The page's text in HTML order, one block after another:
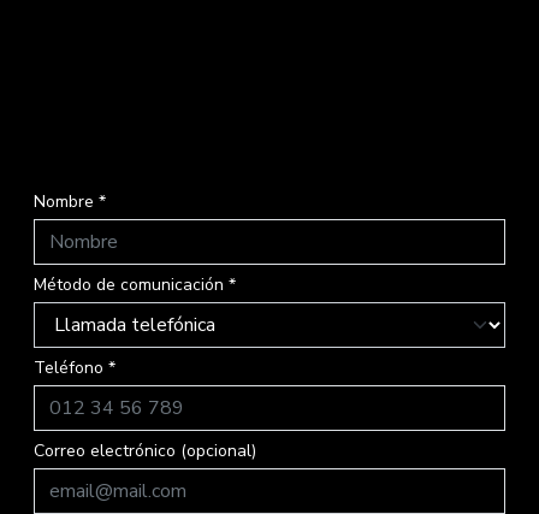
Nombre *
Método de comunicación *
Teléfono *
Correo electrónico (opcional)